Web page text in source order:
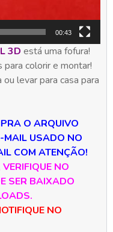
00:43
3D está uma fofura!
colorir e montar!
levar para casa para
O ARQUIVO
MAIL USADO NO
COM ATENÇÃO!
NO
SER BAIXADO
NO